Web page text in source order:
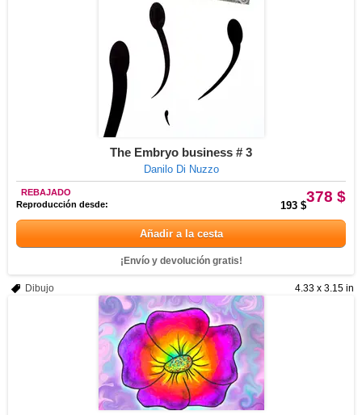
The Embryo business # 3
Danilo Di Nuzzo
378 $
REBAJADO
Reproducción desde:
193 $
Añadir a la cesta
¡Envío y devolución gratis!
4.33 x 3.15 in
Dibujo